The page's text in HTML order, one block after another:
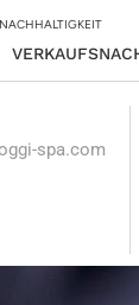
NACHHALTIGKEIT
spa.com